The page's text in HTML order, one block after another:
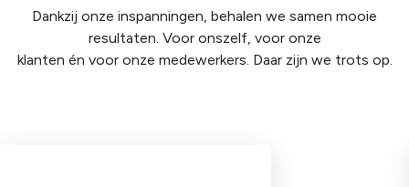
Dankzij onze inspanningen, behalen we samen mooie
resultaten. Voor onszelf, voor onze
klanten én voor onze medewerkers. Daar zijn we trots op.